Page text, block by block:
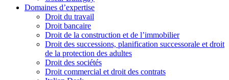
Domaines d’expertise
Droit du travail
Droit bancaire
Droit de la construction et de l’immobilier
Droit des successions, planification successorale et droit
de la protection des adultes
Droit des sociétés
Droit commercial et droit des contrats